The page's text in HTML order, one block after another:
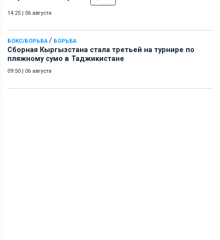
14:25 | 06 августа
БОКС/БОРЬБА / БОРЬБА
Сборная Кыргызстана стала третьей на турнире по
пляжному сумо в Таджикистане
09:50 | 06 августа